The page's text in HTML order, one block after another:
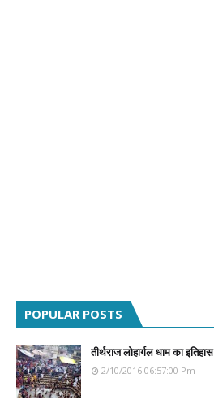
POPULAR POSTS
तीर्थराज लोहार्गल धाम का इतिहास
2/10/2016 06:57:00 Pm